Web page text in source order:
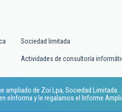
Sociedad limitada
Actividades de consultoría
ampliado de Zoi Lpa, Sociedad Limitada..
eInforma y le regalamos el Informe